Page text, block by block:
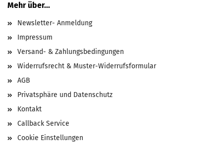
Mehr über...
Newsletter- Anmeldung
Impressum
Versand- & Zahlungsbedingungen
Widerrufsrecht & Muster-Widerrufsformular
AGB
Privatsphäre und Datenschutz
Kontakt
Callback Service
Cookie Einstellungen